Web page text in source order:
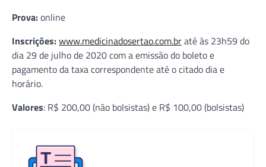
Prova:online
Inscrições:www.medicinadosertao.com.braté às 23h59 do
dia 29 de julho de 2020 com a emissão do boleto e
pagamento da taxa correspondente até o citado dia e
horário.
Valores: R$ 200,00 (não bolsistas) e R$ 100,00 (bolsistas)